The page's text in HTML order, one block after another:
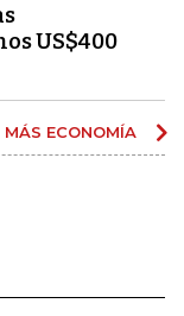
US$400
MÁS ECONOMÍA